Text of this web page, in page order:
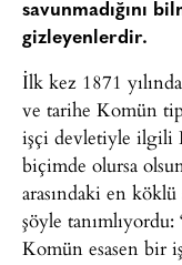
savunmadığını
gizleyenlerdir.
İlk kez 1871
ve tarihe Komün
işçi devletiyle ilgili
biçimde olursa
arasındaki en
şöyle
Komün esasen bir